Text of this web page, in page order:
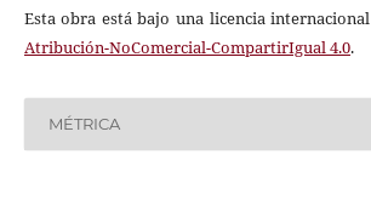
Esta obra está bajo una licencia internacional
Atribución-NoComercial-CompartirIgual 4.0.
MÉTRICA